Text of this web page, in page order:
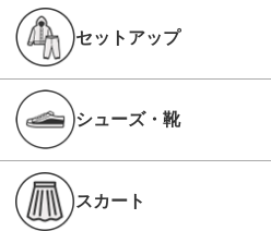
セットアップ
シューズ・靴
スカート